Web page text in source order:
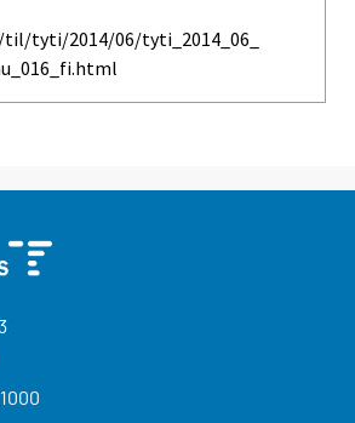
tyti/2014/06/tyti_2014_06_